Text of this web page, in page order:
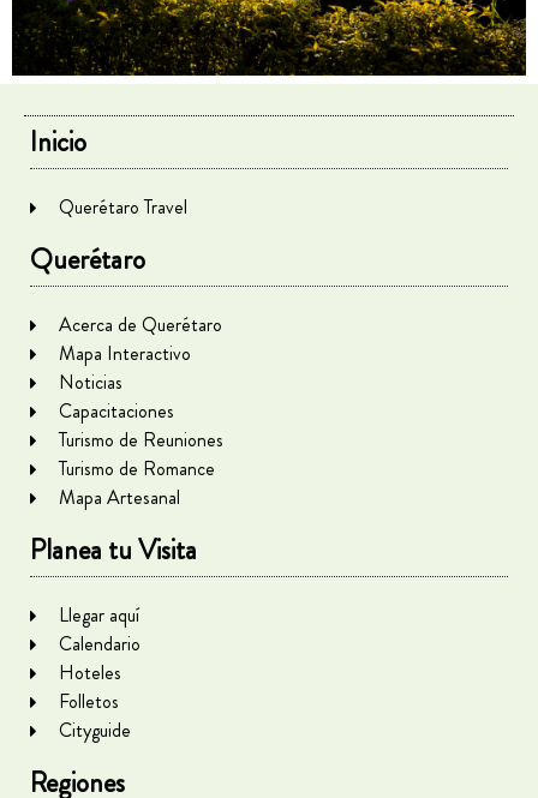
Inicio
Querétaro Travel
Querétaro
Acerca de Querétaro
Mapa Interactivo
Noticias
Capacitaciones
Turismo de Reuniones
Turismo de Romance
Mapa Artesanal
Planea tu Visita
Llegar aquí
Calendario
Hoteles
Folletos
Cityguide
Regiones